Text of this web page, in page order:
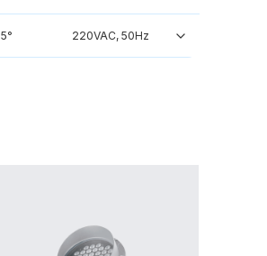
5° 220VAC, 50Hz